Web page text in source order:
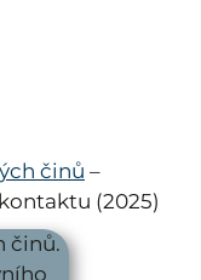
činů –
(2025)